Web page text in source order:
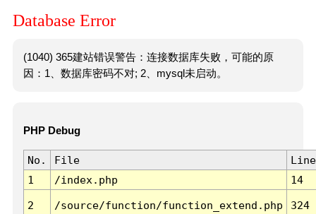
Database Error
(1040) 365建站错误警告：连接数据库失败，可能的原
因：1、数据库密码不对; 2、mysql未启动。
PHP Debug
No. File
Line
1
/index.php 14
2 /source/function/function_extend.php 324